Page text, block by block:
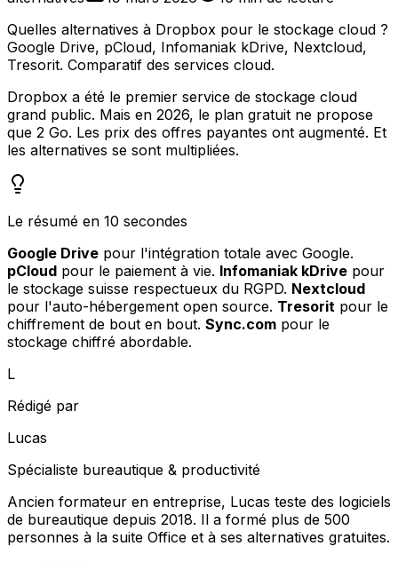
Quelles alternatives à Dropbox pour le stockage cloud ?
Google Drive, pCloud, Infomaniak kDrive, Nextcloud,
Tresorit. Comparatif des services cloud.
Dropbox a été le premier service de stockage cloud
grand public. Mais en 2026, le plan gratuit ne propose
que 2 Go. Les prix des offres payantes ont augmenté. Et
les alternatives se sont multipliées.
Le résumé en 10 secondes
Google Drive pour l'intégration totale avec Google.
pCloud pour le paiement à vie. Infomaniak kDrive pour
le stockage suisse respectueux du RGPD. Nextcloud
pour l'auto-hébergement open source. Tresorit pour le
chiffrement de bout en bout. Sync.com pour le
stockage chiffré abordable.
L
Rédigé par
Lucas
Spécialiste bureautique & productivité
Ancien formateur en entreprise, Lucas teste des logiciels
de bureautique depuis 2018. Il a formé plus de 500
personnes à la suite Office et à ses alternatives gratuites.